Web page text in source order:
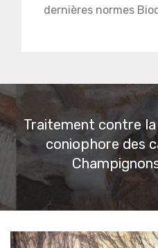
dernières normes
Traitement contre
coniophore des